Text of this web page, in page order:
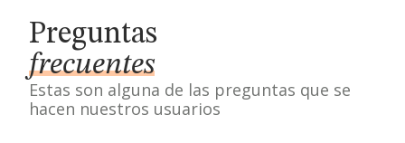
Preguntas
frecuentes
Estas son alguna de las preguntas que se
hacen nuestros usuarios